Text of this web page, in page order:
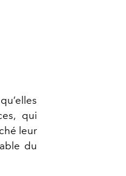
qui
leur
du